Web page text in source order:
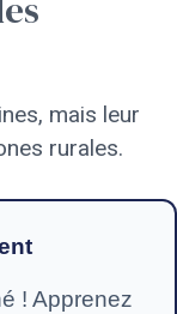
mais leur
rurales.
! Apprenez